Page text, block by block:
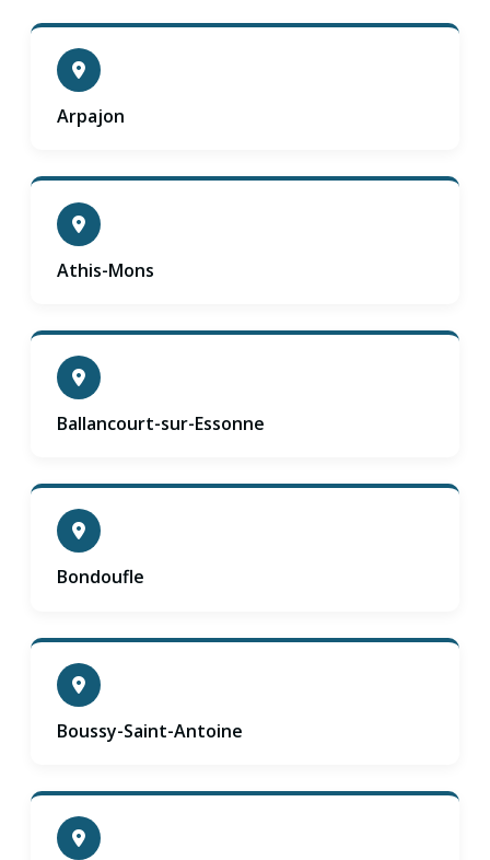
Arpajon
Athis-Mons
Ballancourt-sur-Essonne
Bondoufle
Boussy-Saint-Antoine